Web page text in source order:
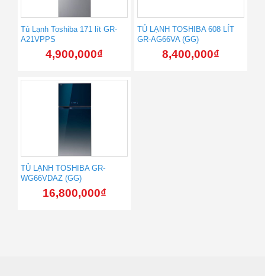
Tủ Lạnh Toshiba 171 lít GR-
A21VPPS
4,900,000₫
TỦ LẠNH TOSHIBA 608 LÍT
GR-AG66VA (GG)
8,400,000₫
TỦ LẠNH TOSHIBA GR-
WG66VDAZ (GG)
16,800,000₫